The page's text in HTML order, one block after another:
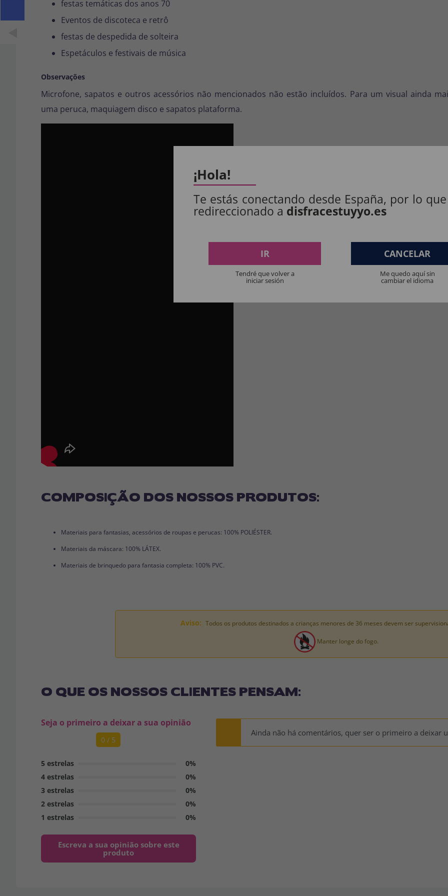
festas temáticas dos anos 70
Eventos de discoteca e retrô
festas de despedida de solteira
Espetáculos e festivais de música
Observações
Microfone, sapatos e outros acessórios não mencionados não estão incluídos. Para um visual ainda
uma peruca, maquiagem disco e sapatos plataforma.
COMPOSIÇÃO DOS NOSSOS PRODUTOS:
Materiais para fantasias, acessórios de roupas e perucas: 100% POLIÉSTER.
Materiais da máscara: 100% LÁTEX.
Materiais de brinquedo para fantasia completa: 100% PVC.
Aviso: Todos os produtos destinados a crianças menores de 36 meses devem ser
Manter longe do fogo.
O QUE OS NOSSOS CLIENTES PENSAM:
Seja o primeiro a deixar a sua opinião
0 / 5
5 estrelas
0%
4 estrelas
0%
3 estrelas
0%
2 estrelas
0%
1 estrelas
0%
Escreva a sua opinião sobre este
produto
Ainda não há comentários, quer ser o primeiro a deixar
¡Hola!
Te estás conectando desde España, por lo
redireccionado a disfracestuyyo.es
IR
Tendré que volver a
iniciar sesión
CANCELAR
Me quedo aquí sin
cambiar el idioma